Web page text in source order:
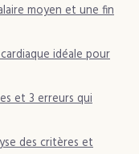
moyen et une fin
idéale pour
et 3 erreurs qui
des critères et